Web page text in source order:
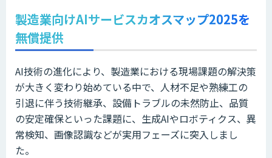
製造業向けAIサービスカオスマップ2025を
無償提供
AI技術の進化により、製造業における現場課題の解決策
が大きく変わり始めている中で、人材不足や熟練工の
引退に伴う技術継承、設備トラブルの未然防止、品質
の安定確保といった課題に、生成AIやロボティクス、異
常検知、画像認識などが実用フェーズに突入しまし
た。